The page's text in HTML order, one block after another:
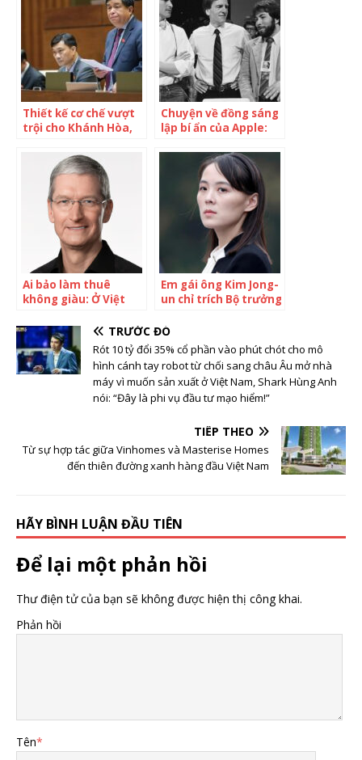
nhiên” lần đầu tiên
tại Việt Nam: Phổ ánh
sáng tự nhiên như
ánh sáng mặt trời,
tối ưu hấp thụ cho
mắt người
Thiết kế cơ chế vượt
trội cho Khánh Hòa,
mối quan tâm của
nhà đầu tư
Chuyện về đồng sáng
lập bí ẩn của Apple:
tỷ USD nhưng chưa
bao giờ hối hận
Ai bảo làm thuê
không giàu: Ở Việt
Kinh Doanh của Thế
giới di động, trên thế
giới còn có những
nhân vật đình đám
mà hiếm ai chưa
từng nghe tên
Em gái ông Kim Jong-
un chỉ trích Bộ trưởng
Quốc
TRƯỚC ĐÓ
Rót 10 tỷ đổi 35% cổ phần vào phút chót cho mô
hình cánh tay robot từ chối sang châu Âu mở nhà
máy vì muốn sản xuất ở Việt Nam, Shark Hùng Anh
nói: “Đây là phi vụ đầu tư mạo hiểm!”
TIẾP THEO
Từ sự hợp tác giữa Vinhomes và Masterise Homes
đến thiên đường xanh hàng đầu Việt Nam
HÃY BÌNH LUẬN ĐẦU TIÊN
Để lại một phản hồi
Thư điện tử của bạn sẽ không được hiện thị công khai.
Phản hồi
Tên*